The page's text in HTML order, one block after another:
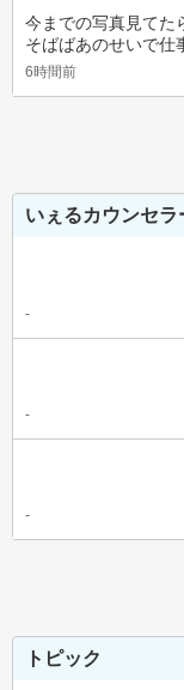
今までの写真見てた
そばばあのせいで仕
6時間前
いぇるカウンセラ
-
-
-
トピック